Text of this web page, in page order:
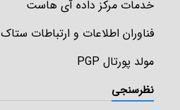
خدمات مرکز داده آی هاست
فناوران اطلاعات و ارتباطات ستاک
مولد پورتال PGP
نظرسنجی